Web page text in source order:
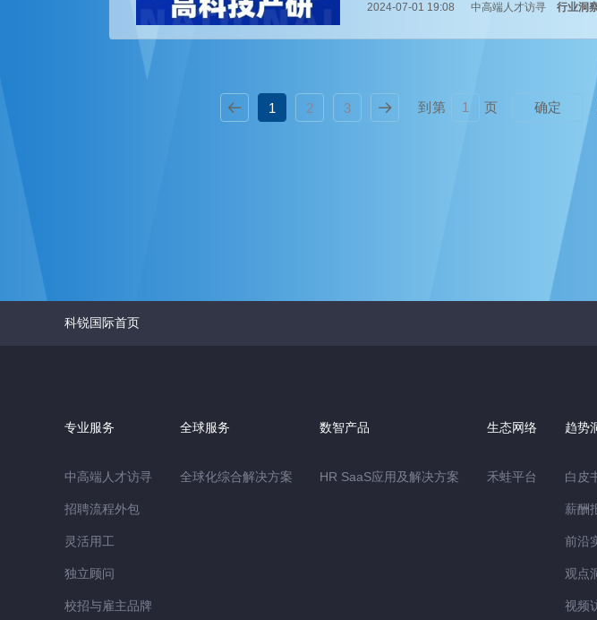
本增效、瘦身减负成为企业共识。创收之
2024-07-01 19:08 中高端人才访寻 行业洞
1 2 3 到第 页
科锐国际首页
专业服务
中高端人才访寻
招聘流程外包
灵活用工
独立顾问
校招与雇主品牌
全球服务
全球化综合解决方案
数智产品
HR SaaS应用及解决方案
生态网络
禾蛙平台
趋势
白皮
薪酬
前沿
观点
视频